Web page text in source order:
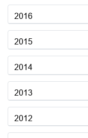
2016
2015
2014
2013
2012